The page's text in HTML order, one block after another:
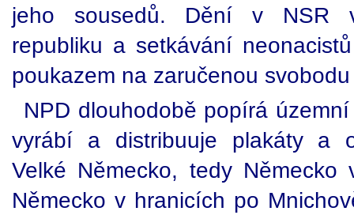
jeho sousedů. Dění v NSR
republiku a setkávání
poukazem na zaručenou
NPD dlouhodobě popírá
vyrábí a distribuuje plakáty a
Velké Německo, tedy Německo
Německo v hranicích po